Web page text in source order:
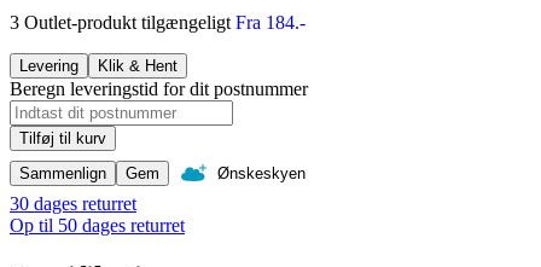
3 Outlet-produkt tilgængeligt Fra 184.-
Levering Klik & Hent
Beregn leveringstid for dit postnummer
Tilføj til kurv
Sammenlign
Gem Ønskeskyen
30 dages returret
Op til 50 dages returret